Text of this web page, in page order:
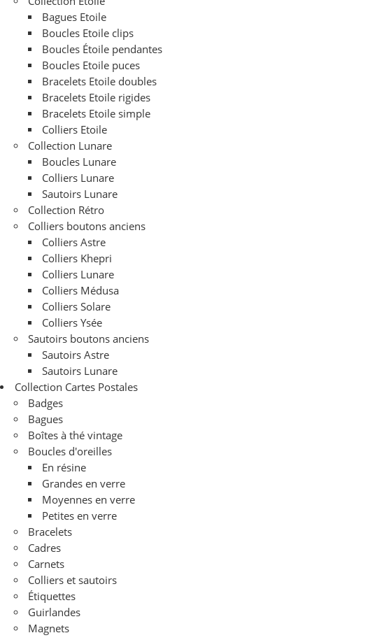
Bagues Etoile
Boucles Etoile clips
Boucles Étoile pendantes
Boucles Etoile puces
Bracelets Etoile doubles
Bracelets Etoile rigides
Bracelets Etoile simple
Colliers Etoile
Collection Lunare
Boucles Lunare
Colliers Lunare
Sautoirs Lunare
Collection Rétro
Colliers boutons anciens
Colliers Astre
Colliers Khepri
Colliers Lunare
Colliers Médusa
Colliers Solare
Colliers Ysée
Sautoirs boutons anciens
Sautoirs Astre
Sautoirs Lunare
Collection Cartes Postales
Badges
Bagues
Boîtes à thé vintage
Boucles d'oreilles
En résine
Grandes en verre
Moyennes en verre
Petites en verre
Bracelets
Cadres
Carnets
Colliers et sautoirs
Étiquettes
Guirlandes
Magnets